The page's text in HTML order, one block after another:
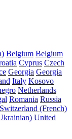
Belgium Belgium
Cyprus Czech
Georgia Georgia
Italy Kosovo
Netherlands
Romania Russia
Switzerland (French)
United